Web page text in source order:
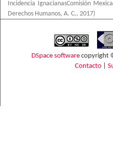
Incidencia IgnacianasComisión
Derechos Humanos, A. C., 2017)
DSpace software copyright
Contacto|